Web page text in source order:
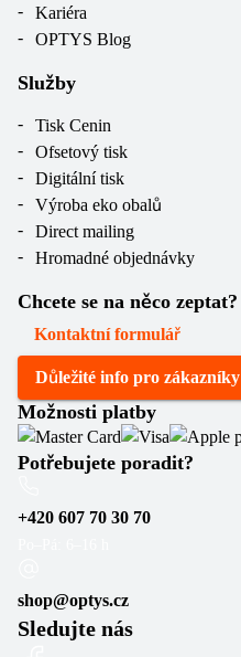
Kariéra
OPTYS Blog
Služby
Tisk Cenin
Ofsetový tisk
Digitální tisk
Výroba eko obalů
Direct mailing
Hromadné objednávky
Chcete se na něco zeptat?
Kontaktní formulář
Důležité info pro zákazníky
Možnosti platby
Potřebujete poradit?
+420 607 70 30 70
shop@optys.cz
Sledujte nás